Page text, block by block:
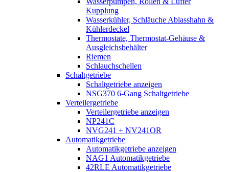
Kupplung
Wasserkühler, Schläuche Ablasshahn &
Kühlerdeckel
Thermostate, Thermostat-Gehäuse &
Ausgleichsbehälter
Riemen
Schlauchschellen
Schaltgetriebe
Schaltgetriebe anzeigen
NSG370 6-Gang Schaltgetriebe
Verteilergetriebe
Verteilergetriebe anzeigen
NP241C
NVG241 + NV241OR
Automatikgetriebe
Automatikgetriebe anzeigen
NAG1 Automatikgetriebe
42RLE Automatikgetriebe